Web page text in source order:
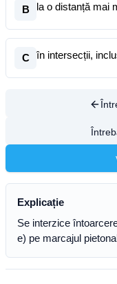
B la o distanță mai
C în intersecții,
Explicație
Se interzice
e) pe marcajul